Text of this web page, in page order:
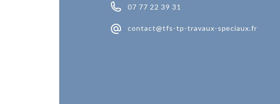
07 77 22 39 31
contact@tfs-tp-travaux-speciaux.fr